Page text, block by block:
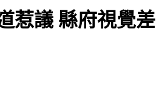
惹議 縣府視覺差